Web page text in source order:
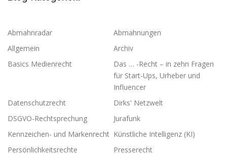
Abmahnradar
Abmahnungen
Allgemein
Archiv
Basics Medienrecht
Das … -Recht – in zehn Fragen
für Start-Ups, Urheber und
Influencer
Datenschutzrecht
Dirks' Netzwelt
DSGVO-Rechtsprechung
Jurafunk
Kennzeichen- und Markenrecht Künstliche Intelligenz (KI)
Persönlichkeitsrechte
Presserecht